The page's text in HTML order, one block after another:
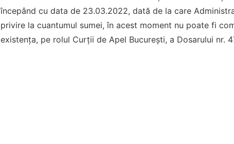
începând cu data de 23.03.2022, dată de la care
privire la cuantumul sumei, în acest moment nu poate fi
existența, pe rolul Curții de Apel București, a Dosarului nr.